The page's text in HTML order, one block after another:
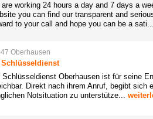
are working 24 hours a day and 7 days a
you can find our transparent and
to your call and hope you can be a sati...
Oberhausen
Schlüsseldienst
Schlüsseldienst Oberhausen ist für seine
Direkt nach ihrem Anruf, begibt sich
Notsituation zu unterstütze...